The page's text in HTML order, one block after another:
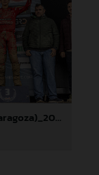
Gerard Congost_CE_MX_Calatayud (Zaragoza)_2024